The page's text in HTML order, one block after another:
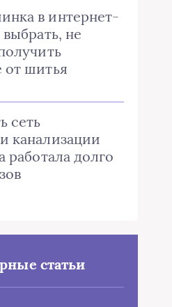
в интернет-
не
от шитья
сеть
канализации
работала долго
статьи